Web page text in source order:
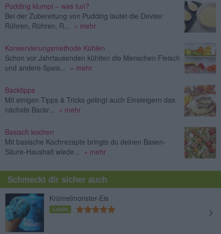
Pudding klumpt – was tun?
Bei der Zubereitung von Pudding lautet die Devise:
Rühren, Rühren, R...
» mehr
Konservierungsmethode Kühlen
Schon vor Jahrtausenden kühlten die Menschen Fleisch
und andere Speis...
» mehr
Backtipps
Mit einigen Tipps & Tricks gelingt auch Einsteigern das
nächste Backr...
» mehr
Basisch kochen
Mit basische Kochrezepte bringts du deinen Basen-
Säure-Haushalt wiede...
» mehr
Schmeckt dir sicher auch
Krümelmonster-Eis
Leicht